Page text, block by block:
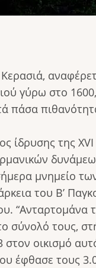
γύρω στο
πάσα
ίδρυσης της
μνημείο
του Β’
σύνολό τους,
οικισμό
έφθασε τους